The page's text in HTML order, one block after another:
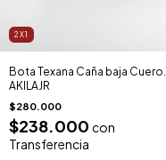
2X1
Bota Texana Caña baja Cuero.
AKILAJR
$280.000
$238.000 con
Transferencia